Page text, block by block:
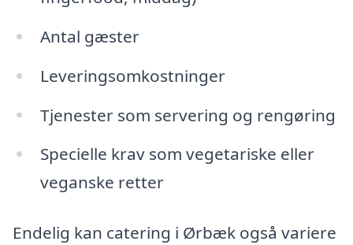
Antal gæster
Leveringsomkostninger
Tjenester som servering og rengøring
Specielle krav som vegetariske eller
veganske retter
Endelig kan catering i Ørbæk også variere